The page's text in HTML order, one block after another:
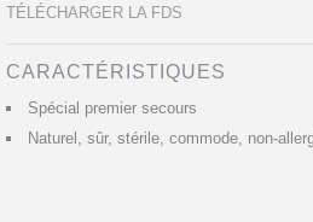
TÉLÉCHARGER LA FDS
CARACTÉRISTIQUES
Spécial premier secours
Naturel, sûr, stérile, commode, non-